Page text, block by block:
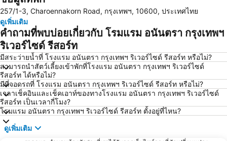
ล่องเรือแม่น้ำเจ้าพระยา และวัดอรุณ
สยามพารากอน
สยามสแควร์
มาบุญครอง
พระปฐมเจดีย์
สถานีรถไฟหัวลำโพง
บีทีเอส พร้อมพงษ์
บีทีเอส หมอชิต
บีทีเอส อารีย์
บีทีเอส พญาไท
เดอะมอลล์บางกะปิ
พระราชวังสวนดุสิต
ตลาดนัดสวนจตุจักร
Lumphini-Park
บีทีเอส ศาลาแดง
257/1-3, Charoennakorn Road, กรุงเทพฯ, 10600, ประเทศไทย
ดูเพิ่มเติม
คำถามที่พบบ่อยเกี่ยวกับ โรมแรม อนันตรา กรุงเทพฯ
ริเวอร์ไซด์ รีสอร์ท
มีสระว่ายน้ำที่ โรงแรม อนันตรา กรุงเทพฯ ริเวอร์ไซด์ รีสอร์ท หรือไม่?
สามารถนำสัตว์เลี้ยงเข้าพักที่โรงแรม อนันตรา กรุงเทพฯ ริเวอร์ไซด์
รีสอร์ท ได้หรือไม่?
มีที่จอดรถที่ โรงแรม อนันตรา กรุงเทพฯ ริเวอร์ไซด์ รีสอร์ท หรือไม่?
เวลาเช็คอินและเช็คเอาท์ของทางโรงแรม อนันตรา กรุงเทพฯ ริเวอร์ไซด์
รีสอร์ท เป็นเวลากี่โมง?
โรมแรม อนันตรา กรุงเทพฯ ริเวอร์ไซด์ รีสอร์ท ตั้งอยู่ที่ไหน?
ดูเพิ่มเติม